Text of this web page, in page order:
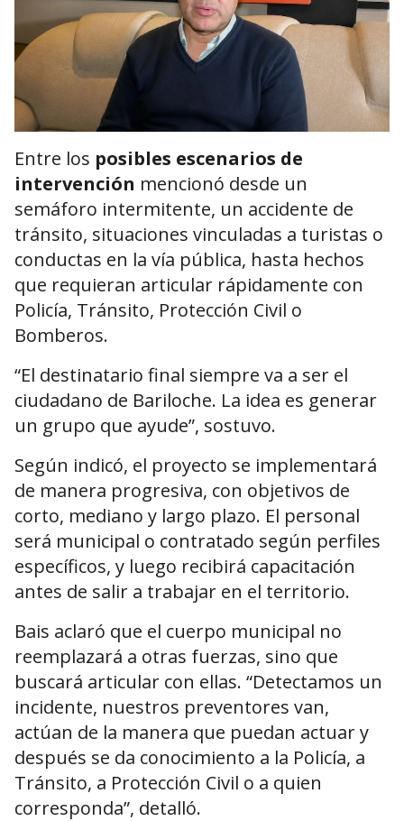
Entre los posibles escenarios de
intervención mencionó desde un
semáforo intermitente, un accidente de
tránsito, situaciones vinculadas a turistas o
conductas en la vía pública, hasta hechos
que requieran articular rápidamente con
Policía, Tránsito, Protección Civil o
Bomberos.
“El destinatario final siempre va a ser el
ciudadano de Bariloche. La idea es generar
un grupo que ayude”, sostuvo.
Según indicó, el proyecto se implementará
de manera progresiva, con objetivos de
corto, mediano y largo plazo. El personal
será municipal o contratado según perfiles
específicos, y luego recibirá capacitación
antes de salir a trabajar en el territorio.
Bais aclaró que el cuerpo municipal no
reemplazará a otras fuerzas, sino que
buscará articular con ellas. “Detectamos un
incidente, nuestros preventores van,
actúan de la manera que puedan actuar y
después se da conocimiento a la Policía, a
Tránsito, a Protección Civil o a quien
corresponda”, detalló.